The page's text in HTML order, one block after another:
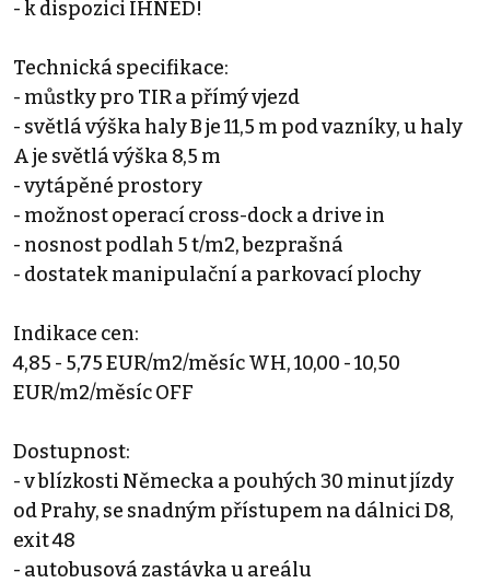
- k dispozici IHNED!
Technická specifikace:
- můstky pro TIR a přímý vjezd
- světlá výška haly B je 11,5 m pod vazníky, u haly
A je světlá výška 8,5 m
- vytápěné prostory
- možnost operací cross-dock a drive in
- nosnost podlah 5 t/m2, bezprašná
- dostatek manipulační a parkovací plochy
Indikace cen:
4,85 - 5,75 EUR/m2/měsíc WH, 10,00 - 10,50
EUR/m2/měsíc OFF
Dostupnost:
- v blízkosti Německa a pouhých 30 minut jízdy
od Prahy, se snadným přístupem na dálnici D8,
exit 48
- autobusová zastávka u areálu